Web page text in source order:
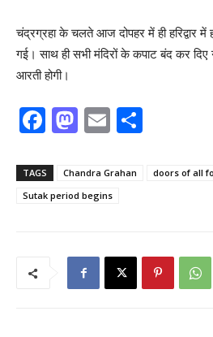
चंद्रग्रहा के चलते आज दोपहर में ही हरिद्वार में
गई। साथ ही सभी मंदिरों के कपाट बंद कर
आरती होगी।
F
c
e
M
st
o
o
n
E
ai
l
ar
TAGS Chandra Grahan
doors of all
Sutak period begins